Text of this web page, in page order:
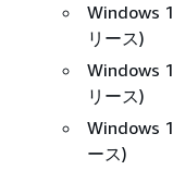
Windows
リース)
Windows
リース)
Windows
ース)